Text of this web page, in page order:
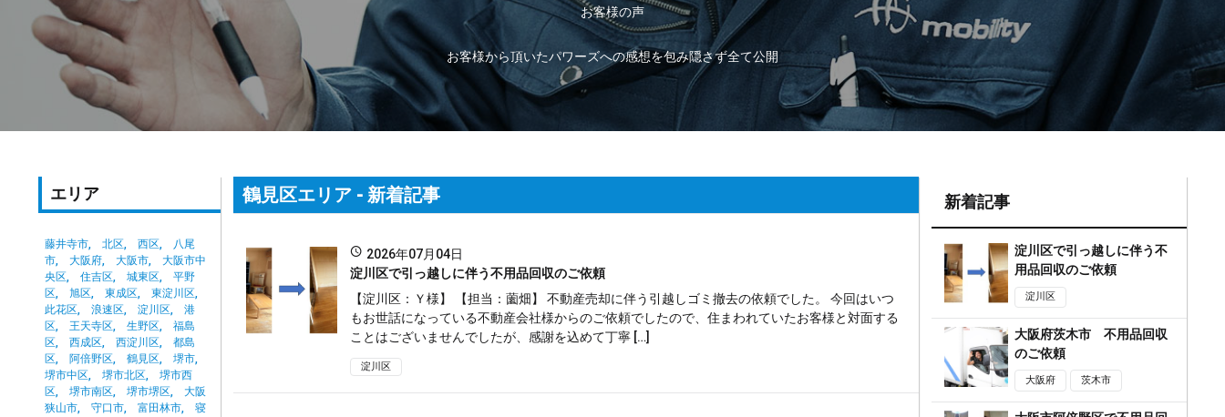
お客様の声
お客様から頂いたパワーズへの感想を包み隠さず全て公開
エリア
藤井寺市 北区 西区
八尾
市
大阪府 大阪市
大阪市中
央区
住吉区 城東区
平野
区
旭区 東成区
東淀川区
此花区
浪速区 淀川区
港
区
王天寺区 生野区
福島
区
西成区 西淀川区
都島
区
阿倍野区 鶴見区
堺市
堺市中区
堺市北区
堺市西
区
堺市南区 堺市堺区
大阪
狭山市
守口市 富田林市
寝
鶴見区エリア - 新着記事
2026年07月04日
淀川区で引っ越しに伴う不用品回収のご依頼
【淀川区：Ｙ様】 【担当：薗畑】 不動産売却に伴う引越しゴミ撤去の依頼でした。 今回はいつ
もお世話になっている不動産会社様からのご依頼でしたので、住まわれていたお客様と対面する
ことはございませんでしたが、感謝を込めて丁寧 […]
淀川区
新着記事
淀川区で引っ越しに伴う不
用品回収のご依頼
淀川区
大阪府茨木市 不用品回収
のご依頼
大阪府 茨木市